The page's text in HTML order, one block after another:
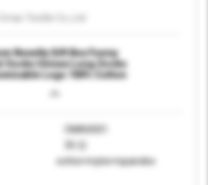
Novelty Gift Box Funny
Socks Unisex Long Socks
Logo 100% Cotton
CMAX001
cotton+nylon+spandex